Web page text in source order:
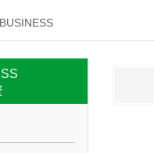
BUSINESS